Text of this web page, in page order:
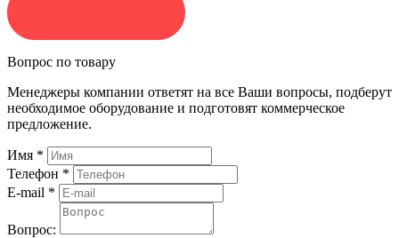
Вопрос по товару
Менеджеры компании ответят на все Ваши вопросы, подберут
необходимое оборудование и подготовят коммерческое
предложение.
Имя *
Телефон *
E-mail *
Вопрос: